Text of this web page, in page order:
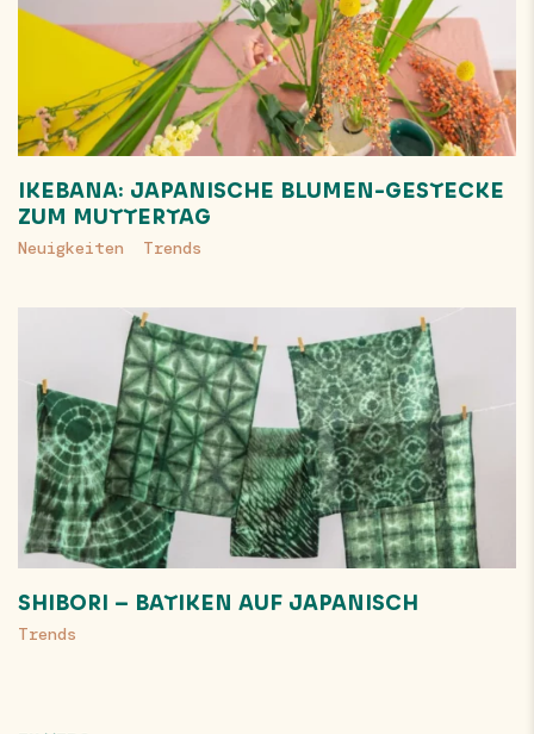
IKEBANA: JAPANISCHE BLUMEN-GESTECKE
ZUM MUTTERTAG
Neuigkeiten Trends
SHIBORI – BATIKEN AUF JAPANISCH
Trends